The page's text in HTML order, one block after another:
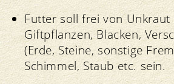
Futter soll frei von Unkraut
Giftpflanzen, Blacken,
(Erde, Steine, sonstige
Schimmel, Staub etc. sein.